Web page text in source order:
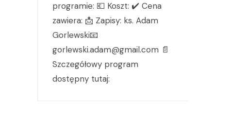
programie: 💶 Koszt: ✔️ Cena
zawiera: 📩 Zapisy: ks. Adam
Gorlewski📧
gorlewski.adam@gmail.com 📄
Szczegółowy program
dostępny tutaj: